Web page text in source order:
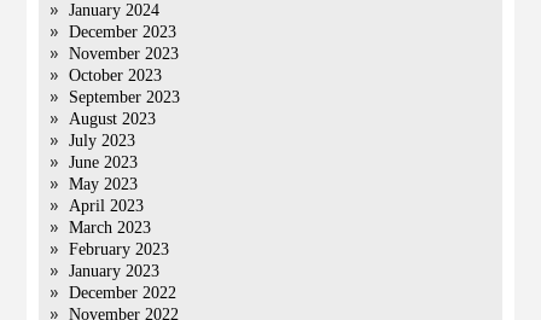
January 2024
December 2023
November 2023
October 2023
September 2023
August 2023
July 2023
June 2023
May 2023
April 2023
March 2023
February 2023
January 2023
December 2022
November 2022